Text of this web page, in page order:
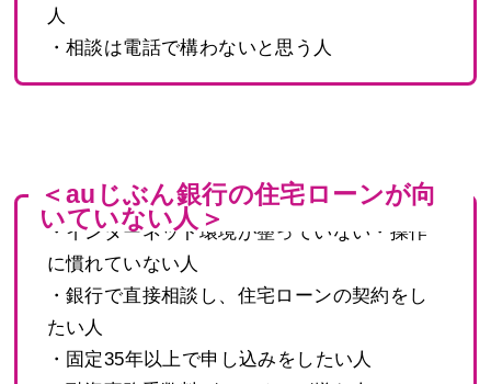
人
・相談は電話で構わないと思う人
＜auじぶん銀行の住宅ローンが向
いていない人＞
・インターネット環境が整っていない・操作
に慣れていない人
・銀行で直接相談し、住宅ローンの契約をし
たい人
・固定35年以上で申し込みをしたい人